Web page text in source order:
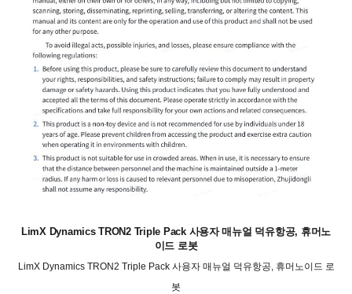
LimX Dynamics TRON2 Triple Pack 사용자 매뉴얼 덕유항공, 휴머노
이드 로봇
LimX Dynamics TRON2 Triple Pack 사용자 매뉴얼 덕유항공, 휴머노이드 로
봇